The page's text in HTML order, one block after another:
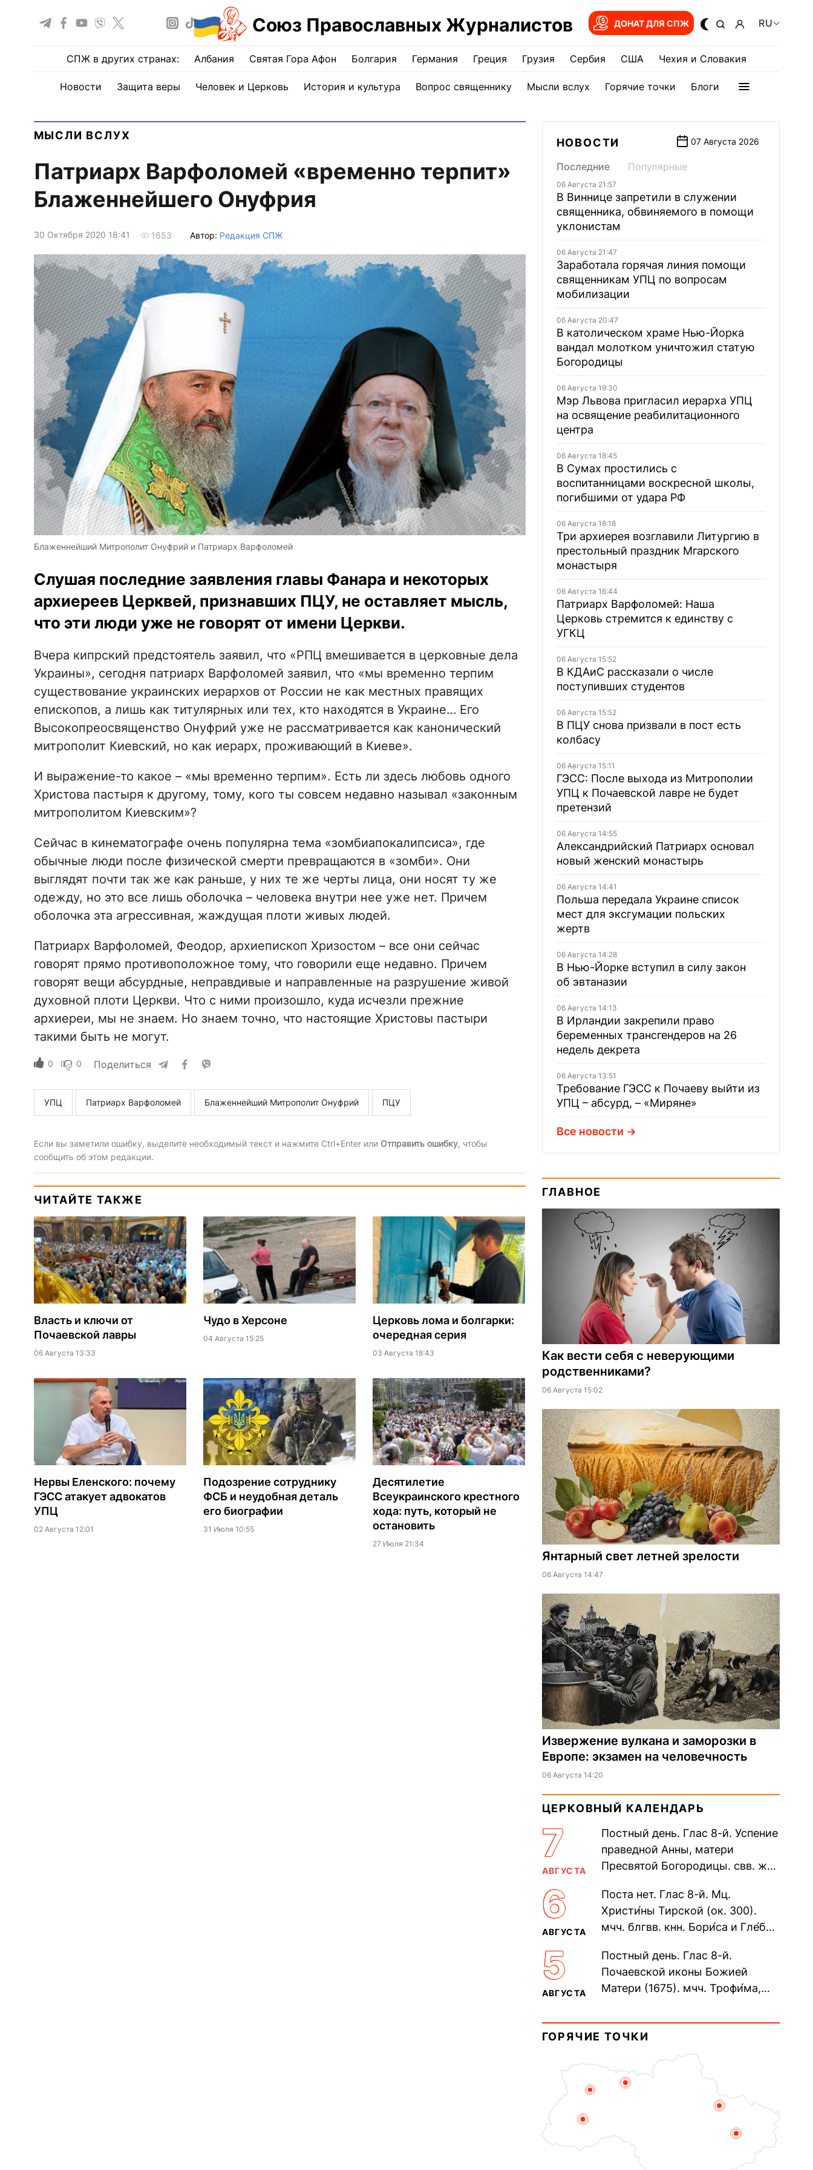
Союз Православных Журналистов ДОНАТ ДЛЯ СПЖ RU
СПЖ в других странах: Албания Святая Гора Афон Болгария Германия Греция Грузия Сербия США Чехия и Словакия
Новости Защита веры Человек и Церковь История и культура Вопрос священнику Мысли вслух Горячие точки Блоги
МЫСЛИ ВСЛУХ
Патриарх Варфоломей «временно терпит»
Блаженнейшего Онуфрия
30 Октября 2020 18:41 1653 Автор: Редакция СПЖ
Блаженнейший Митрополит Онуфрий и Патриарх Варфоломей
Слушая последние заявления главы Фанара и некоторых
архиереев Церквей, признавших ПЦУ, не оставляет мысль,
что эти люди уже не говорят от имени Церкви.
Вчера кипрский предстоятель заявил, что «РПЦ вмешивается в церковные дела
Украины», сегодня патриарх Варфоломей заявил, что «мы временно терпим
существование украинских иерархов от России не как местных правящих
епископов, а лишь как титулярных или тех, кто находятся в Украине… Его
Высокопреосвященство Онуфрий уже не рассматривается как канонический
митрополит Киевский, но как иерарх, проживающий в Киеве».
И выражение-то какое – «мы временно терпим». Есть ли здесь любовь одного
Христова пастыря к другому, тому, кого ты совсем недавно называл «законным
митрополитом Киевским»?
Сейчас в кинематографе очень популярна тема «зомбиапокалипсиса», где
обычные люди после физической смерти превращаются в «зомби». Они
выглядят почти так же как раньше, у них те же черты лица, они носят ту же
одежду, но это все лишь оболочка – человека внутри нее уже нет. Причем
оболочка эта агрессивная, жаждущая плоти живых людей.
Патриарх Варфоломей, Феодор, архиепископ Хризостом – все они сейчас
говорят прямо противоположное тому, что говорили еще недавно. Причем
говорят вещи абсурдные, неправдивые и направленные на разрушение живой
духовной плоти Церкви. Что с ними произошло, куда исчезли прежние
архиереи, мы не знаем. Но знаем точно, что настоящие Христовы пастыри
такими быть не могут.
0 0 Поделиться
УПЦ Патриарх Варфоломей Блаженнейший Митрополит Онуфрий ПЦУ
Если вы заметили ошибку, выделите необходимый текст и нажмите Ctrl+Enter или Отправить ошибку, чтобы
сообщить об этом редакции.
ЧИТАЙТЕ ТАКЖЕ
Власть и ключи от
Почаевской лавры
06 Августа 13:33
Чудо в Херсоне
04 Августа 15:25
Церковь лома и болгарки:
очередная серия
03 Августа 18:43
Нервы Еленского: почему
ГЭСС атакует адвокатов
УПЦ
02 Августа 12:01
Подозрение сотруднику
ФСБ и неудобная деталь
его биографии
31 Июля 10:55
Десятилетие
Всеукраинского крестного
хода: путь, который не
остановить
27 Июля 21:34
НОВОСТИ 07 Августа 2026
Последние Популярные
06 Августа 21:57
В Виннице запретили в служении
священника, обвиняемого в помощи
уклонистам
06 Августа 21:47
Заработала горячая линия помощи
священникам УПЦ по вопросам
мобилизации
06 Августа 20:47
В католическом храме Нью-Йорка
вандал молотком уничтожил статую
Богородицы
06 Августа 19:30
Мэр Львова пригласил иерарха УПЦ
на освящение реабилитационного
центра
06 Августа 18:45
В Сумах простились с
воспитанницами воскресной школы,
погибшими от удара РФ
06 Августа 18:18
Три архиерея возглавили Литургию в
престольный праздник Мгарского
монастыря
06 Августа 16:44
Патриарх Варфоломей: Наша
Церковь стремится к единству с
УГКЦ
06 Августа 15:52
В КДАиС рассказали о числе
поступивших студентов
06 Августа 15:52
В ПЦУ снова призвали в пост есть
колбасу
06 Августа 15:11
ГЭСС: После выхода из Митрополии
УПЦ к Почаевской лавре не будет
претензий
06 Августа 14:55
Александрийский Патриарх основал
новый женский монастырь
06 Августа 14:41
Польша передала Украине список
мест для эксгумации польских
жертв
06 Августа 14:28
В Нью-Йорке вступил в силу закон
об эвтаназии
06 Августа 14:13
В Ирландии закрепили право
беременных трансгендеров на 26
недель декрета
06 Августа 13:51
Требование ГЭСС к Почаеву выйти из
УПЦ – абсурд, – «Миряне»
Все новости
ГЛАВНОЕ
Как вести себя с неверующими
родственниками?
06 Августа 15:02
Янтарный свет летней зрелости
06 Августа 14:47
Извержение вулкана и заморозки в
Европе: экзамен на человечность
06 Августа 14:20
ЦЕРКОВНЫЙ КАЛЕНДАРЬ
7
АВГУСТА
Постный день. Глас 8-й. Успение
праведной Анны, матери
Пресвятой Богородицы. свв. жен
прп. Евпракси́и девы,...
6
АВГУСТА
Поста нет. Глас 8-й. Мц.
Христи́ны Тирской (ок. 300).
мчч. блгвв. кнн. Бори́са и Гле́ба,
Дави́да (1015). Прп....
5
АВГУСТА
Постный день. Глас 8-й.
Почаевской иконы Божией
Матери (1675). мчч. Трофи́ма,
мучеников (284–305). прав.
воина Фео́дора...
ГОРЯЧИЕ ТОЧКИ